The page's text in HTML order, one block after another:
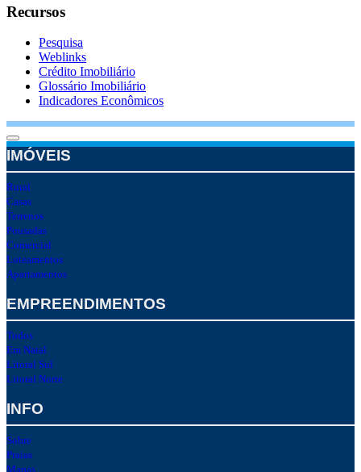
Recursos
Pesquisa
Weblinks
Crédito Imobiliário
Glossário Imobiliário
Indicadores Econômicos
IMÓVEIS
Rural
Casas
Terrenos
Pousadas
Comercial
Loteamentos
Apartamentos
EMPREENDIMENTOS
Todos
Em Natal
Litoral Sul
Litoral Norte
INFO
Sobre
Praias
Mapas